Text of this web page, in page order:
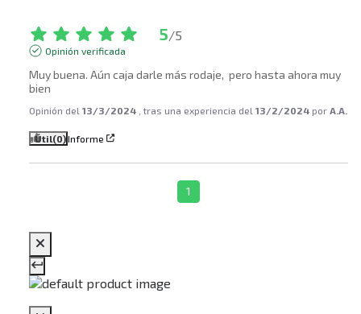
5/5
Opinión verificada
Muy buena. Aún caja darle más rodaje,  pero hasta ahora muy
bien
Opinión del13/3/2024 , tras una experiencia del13/2/2024 porA.A.
Útil(0)Informe
1